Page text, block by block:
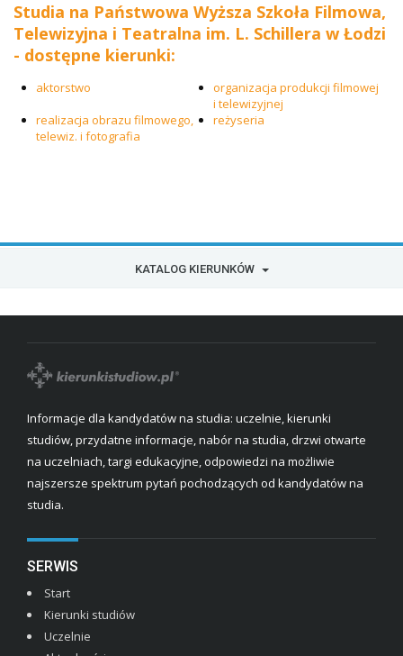
Studia na Państwowa Wyższa Szkoła Filmowa,
Telewizyjna i Teatralna im. L. Schillera w Łodzi
- dostępne kierunki:
aktorstwo
organizacja produkcji filmowej
i telewizyjnej
realizacja obrazu filmowego,
telewiz. i fotografia
reżyseria
KATALOG KIERUNKÓW
Informacje dla kandydatów na studia: uczelnie, kierunki
studiów, przydatne informacje, nabór na studia, drzwi otwarte
na uczelniach, targi edukacyjne, odpowiedzi na możliwie
najszersze spektrum pytań pochodzących od kandydatów na
studia.
SERWIS
Start
Kierunki studiów
Uczelnie